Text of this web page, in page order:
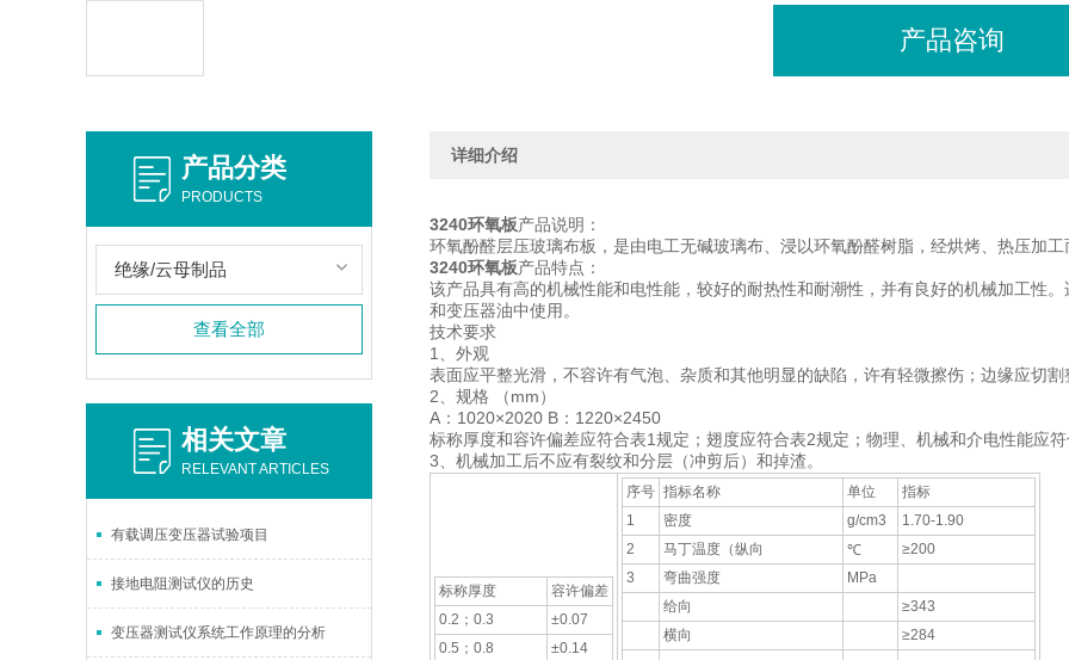
产品咨询
产品分类
PRODUCTS
绝缘/云母制品
查看全部
相关文章
RELEVANT ARTICLES
有载调压变压器试验项目
接地电阻测试仪的历史
变压器测试仪系统工作原理的分析
详细介绍
3240环氧板产品说明：
环氧酚醛层压玻璃布板，是由电工无碱玻璃布、浸以环氧酚醛树脂，经烘烤、热压加工
3240环氧板产品特点：
该产品具有高的机械性能和电性能，较好的耐热性和耐潮性，并有良好的机械加工性
和变压器油中使用。
技术要求
1、外观
表面应平整光滑，不容许有气泡、杂质和其他明显的缺陷，许有轻微擦伤；边缘应切割
2、规格 （mm）
A：1020×2020 B：1220×2450
标称厚度和容许偏差应符合表1规定；翅度应符合表2规定；物理、机械和介电性能应符
3、机械加工后不应有裂纹和分层（冲剪后）和掉渣。
标称厚度
容许偏差
0.2；0.3
±0.07
0.5；0.8
±0.14
序号 指标名称 单位
指标
1
密度 g/cm3
1.70-1.90
2
马丁温度（纵向 ℃
≥200
3
弯曲强度
MPa
给向
≥343
横向
≥284